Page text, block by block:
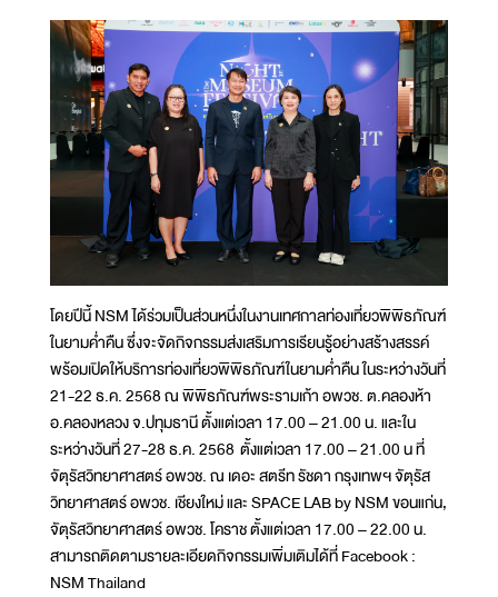
โดยปีนี้ NSM ได้ร่วมเป็นส่วนหนึ่งในงานเทศกาลท่องเที่ยวพิพิธภัณฑ์
ในยามค่ำคืน ซึ่งจะจัดกิจกรรมส่งเสริมการเรียนรู้อย่างสร้างสรรค์
พร้อมเปิดให้บริการท่องเที่ยวพิพิธภัณฑ์ในยามค่ำคืน ในระหว่างวันที่
21-22 ธ.ค. 2568 ณ พิพิธภัณฑ์พระรามเก้า อพวช. ต.คลองห้า
อ.คลองหลวง จ.ปทุมธานี ตั้งแต่เวลา 17.00 – 21.00 น. และใน
ระหว่างวันที่ 27-28 ธ.ค. 2568 ตั้งแต่เวลา 17.00 – 21.00 น ที่
จัตุรัสวิทยาศาสตร์ อพวช. ณ เดอะ สตรีท รัชดา กรุงเทพฯ จัตุรัส
วิทยาศาสตร์ อพวช. เชียงใหม่ และ SPACE LAB by NSM ขอนแก่น,
จัตุรัสวิทยาศาสตร์ อพวช. โคราช ตั้งแต่เวลา 17.00 – 22.00 น.
สามารถติดตามรายละเอียดกิจกรรมเพิ่มเติมได้ที่ Facebook :
NSM Thailand